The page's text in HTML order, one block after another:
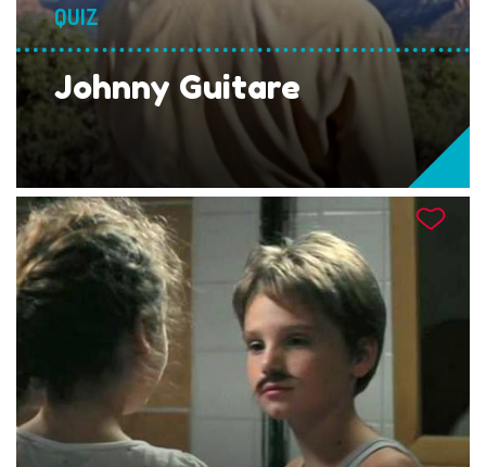
QUIZ
Johnny Guitare